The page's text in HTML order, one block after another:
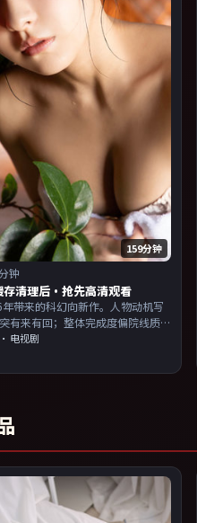
159分钟
钟
存清理后·抢先高清观看
带来的科幻向新作。人物动机写
有来有回；整体完成度偏院线质
技派为主，适合喜欢强叙事与人
加入片单。
· 电视剧